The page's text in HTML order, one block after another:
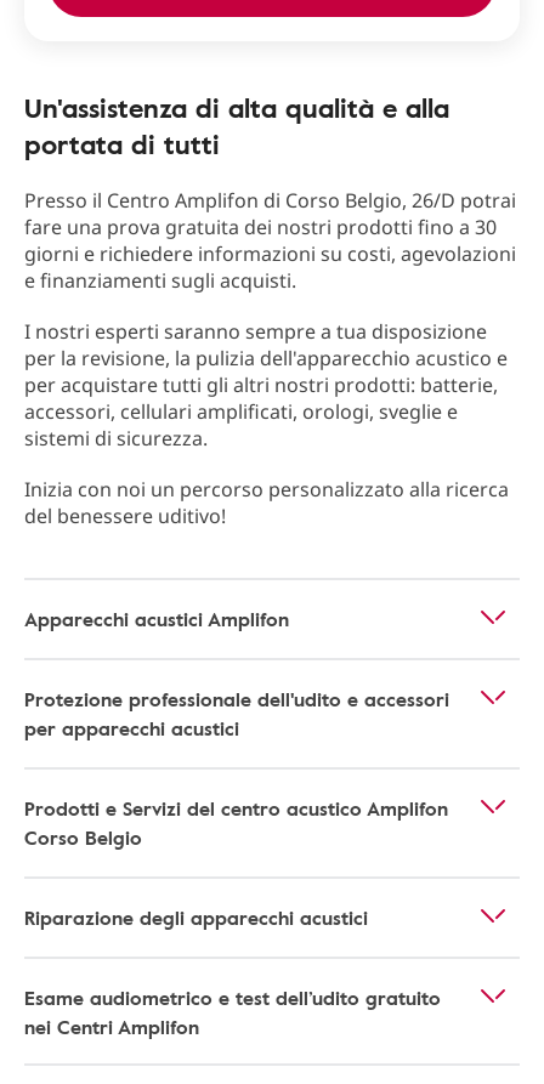
Un'assistenza di alta qualità e alla
portata di tutti
Presso il Centro Amplifon di Corso Belgio, 26/D potrai
fare una prova gratuita dei nostri prodotti fino a 30
giorni e richiedere informazioni su costi, agevolazioni
e finanziamenti sugli acquisti.
I nostri esperti saranno sempre a tua disposizione
per la revisione, la pulizia dell'apparecchio acustico e
per acquistare tutti gli altri nostri prodotti: batterie,
accessori, cellulari amplificati, orologi, sveglie e
sistemi di sicurezza.
Inizia con noi un percorso personalizzato alla ricerca
del benessere uditivo!
Apparecchi acustici Amplifon
Protezione professionale dell'udito e accessori
per apparecchi acustici
Prodotti e Servizi del centro acustico Amplifon
Corso Belgio
Riparazione degli apparecchi acustici
Esame audiometrico e test dell’udito gratuito
nei Centri Amplifon